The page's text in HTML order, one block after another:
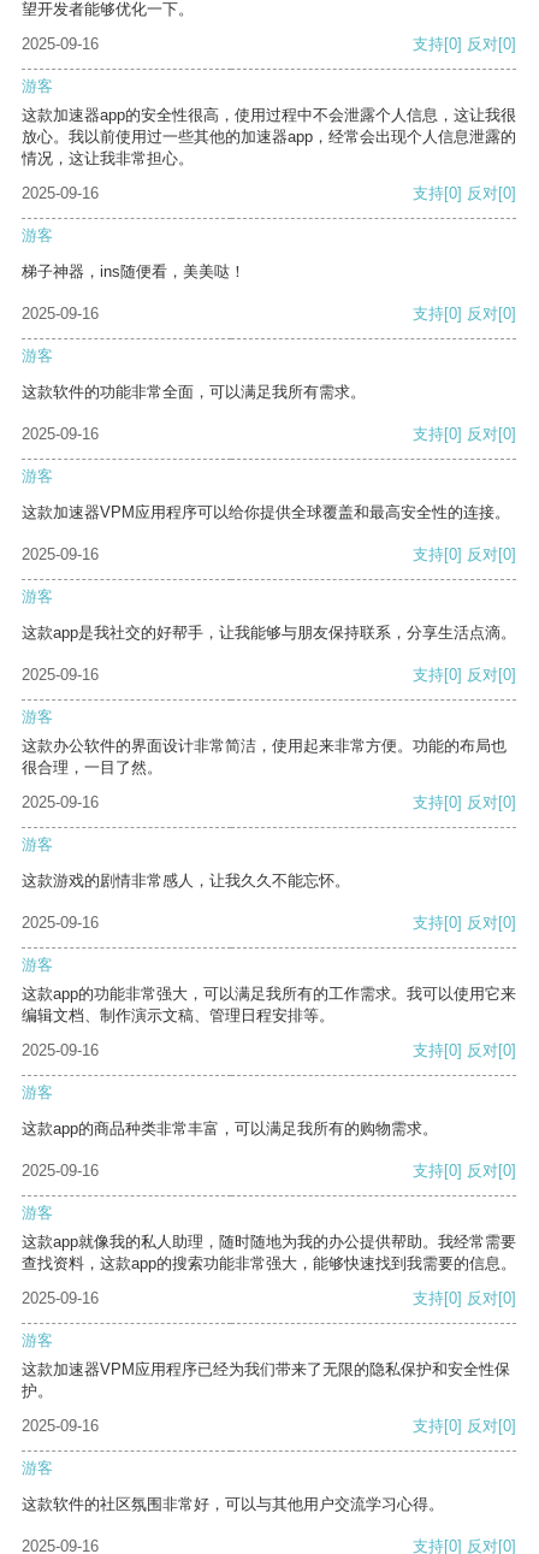
望开发者能够优化一下。
2025-09-16
支持[0] 反对[0]
游客
这款加速器app的安全性很高，使用过程中不会泄露个人信息，这让我很
放心。我以前使用过一些其他的加速器app，经常会出现个人信息泄露的
情况，这让我非常担心。
2025-09-16
支持[0] 反对[0]
游客
梯子神器，ins随便看，美美哒！
2025-09-16 支持[0] 反对[0]
游客
这款软件的功能非常全面，可以满足我所有需求。
2025-09-16 支持[0] 反对[0]
游客
这款加速器VPM应用程序可以给你提供全球覆盖和最高安全性的连接。
2025-09-16 支持[0] 反对[0]
游客
这款app是我社交的好帮手，让我能够与朋友保持联系，分享生活点滴。
2025-09-16 支持[0] 反对[0]
游客
这款办公软件的界面设计非常简洁，使用起来非常方便。功能的布局也
很合理，一目了然。
2025-09-16
支持[0] 反对[0]
游客
这款游戏的剧情非常感人，让我久久不能忘怀。
2025-09-16 支持[0] 反对[0]
游客
这款app的功能非常强大，可以满足我所有的工作需求。我可以使用它来
编辑文档、制作演示文稿、管理日程安排等。
2025-09-16
支持[0] 反对[0]
游客
这款app的商品种类非常丰富，可以满足我所有的购物需求。
2025-09-16 支持[0] 反对[0]
游客
这款app就像我的私人助理，随时随地为我的办公提供帮助。我经常需要
查找资料，这款app的搜索功能非常强大，能够快速找到我需要的信息。
2025-09-16
支持[0] 反对[0]
游客
这款加速器VPM应用程序已经为我们带来了无限的隐私保护和安全性保
护。
2025-09-16
支持[0] 反对[0]
游客
这款软件的社区氛围非常好，可以与其他用户交流学习心得。
2025-09-16 支持[0] 反对[0]